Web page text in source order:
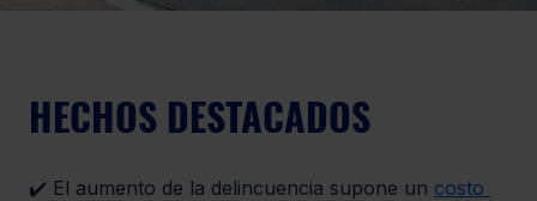
HECHOS DESTACADOS
✔️ El aumento de la delincuencia supone un costo